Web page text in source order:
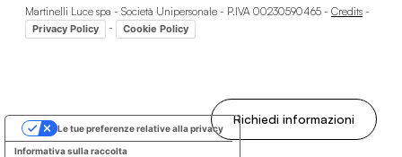
Richiedi informazioni
Martinelli Luce spa - Società Unipersonale - P.IVA 00230590465 - Credits -
Privacy Policy - Cookie Policy
Informativa sulla raccolta
Le tue preferenze relative alla privacy